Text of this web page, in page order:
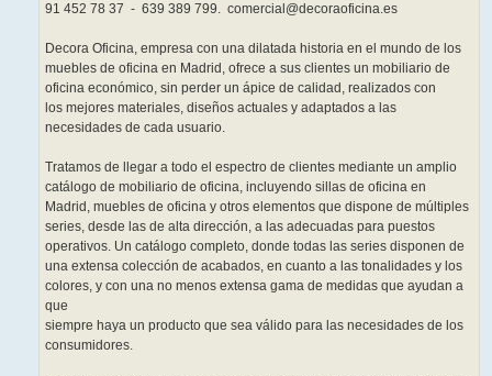
91 452 78 37 - 639 389 799. comercial@decoraoficina.es
Decora Oficina, empresa con una dilatada historia en el mundo de los
muebles de oficina en Madrid, ofrece a sus clientes un mobiliario de
oficina económico, sin perder un ápice de calidad, realizados con
los mejores materiales, diseños actuales y adaptados a las
necesidades de cada usuario.
Tratamos de llegar a todo el espectro de clientes mediante un amplio
catálogo de mobiliario de oficina, incluyendo sillas de oficina en
Madrid, muebles de oficina y otros elementos que dispone de múltiples
series, desde las de alta dirección, a las adecuadas para puestos
operativos. Un catálogo completo, donde todas las series disponen de
una extensa colección de acabados, en cuanto a las tonalidades y los
colores, y con una no menos extensa gama de medidas que ayudan a
que
siempre haya un producto que sea válido para las necesidades de los
consumidores.